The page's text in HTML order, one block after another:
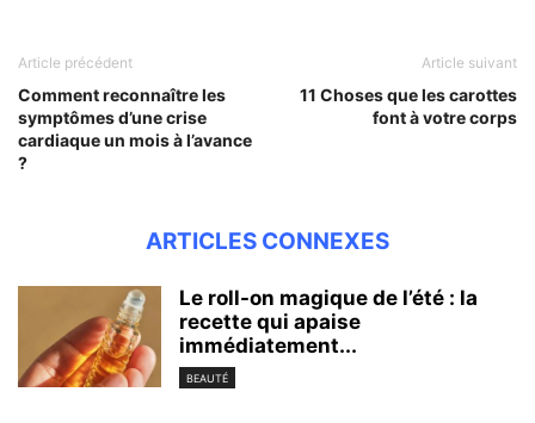
Article précédent
Comment reconnaître les
symptômes d’une crise
cardiaque un mois à l’avance
?
Article suivant
11 Choses que les carottes
font à votre corps
ARTICLES CONNEXES
Le roll-on magique de l’été : la
recette qui apaise
immédiatement...
BEAUTÉ